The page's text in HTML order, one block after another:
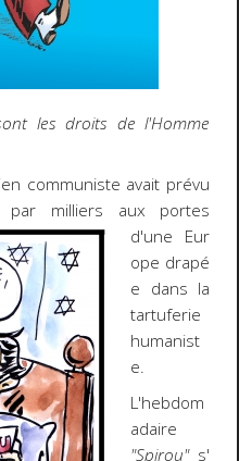
les droits de l'Homme
communiste avait prévu
par milliers aux portes
d'une Eur
ope drapé
e dans la
tartuferie
humanist
e.
L'hebdom
adaire
"Spirou"s'